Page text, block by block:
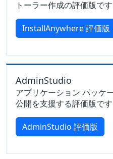
トーラー作成の評価版です
InstallAnywhere 評価版
AdminStudio
アプリケーション パッケ
公開を支援する評価版です
AdminStudio 評価版